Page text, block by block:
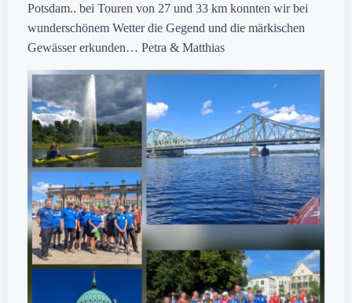
Potsdam.. bei Touren von 27 und 33 km konnten wir bei
wunderschönem Wetter die Gegend und die märkischen
Gewässer erkunden… Petra & Matthias